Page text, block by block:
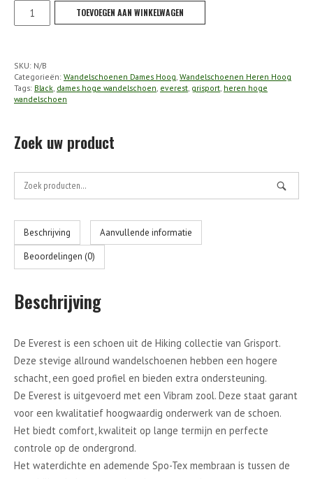
Grisport
-
Spo-
tex
(Verwacht
aantal
TOEVOEGEN AAN WINKELWAGEN
SKU: N/B
Categorieën: Wandelschoenen Dames Hoog Wandelschoenen Heren Hoog
Tags: Black dames hoge wandelschoen everest grisport heren hoge
wandelschoen
Zoek uw product
Zoek
naar:
Beschrijving Aanvullende informatie
Beoordelingen (0)
Beschrijving
De Everest is een schoen uit de Hiking collectie van Grisport.
Deze stevige allround wandelschoenen hebben een hogere
schacht, een goed profiel en bieden extra ondersteuning.
De Everest is uitgevoerd met een Vibram zool. Deze staat garant
voor een kwalitatief hoogwaardig onderwerk van de schoen.
Het biedt comfort, kwaliteit op lange termijn en perfecte
controle op de ondergrond.
Het waterdichte en ademende Spo-Tex membraan is tussen de